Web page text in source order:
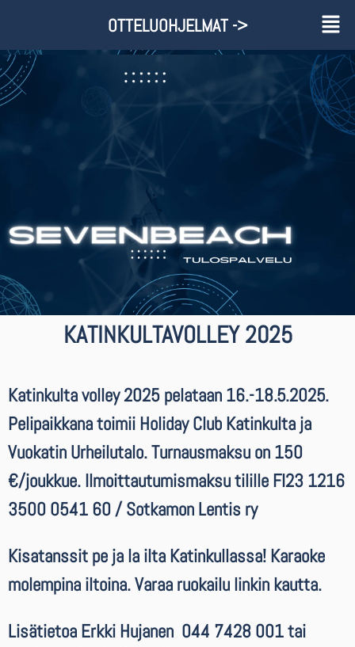
OTTELUOHJELMAT ->
KATINKULTAVOLLEY 2025
Katinkulta volley 2025 pelataan 16.-18.5.2025.
Pelipaikkana toimii Holiday Club Katinkulta ja
Vuokatin Urheilutalo. Turnausmaksu on 150
€/joukkue. Ilmoittautumismaksu tilille FI23 1216
3500 0541 60 / Sotkamon Lentis ry
Kisatanssit pe ja la ilta Katinkullassa! Karaoke
molempina iltoina. Varaa ruokailu linkin kautta.
Lisätietoa Erkki Hujanen 044 7428 001 tai